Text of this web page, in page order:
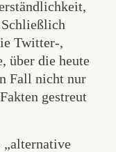
Twitter-,
über die heute
Fall nicht nur
gestreut
„alternative